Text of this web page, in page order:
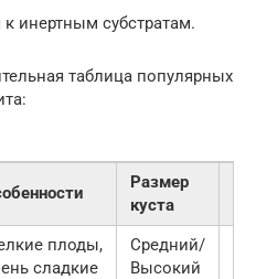
инертным субстратам.
таблица популярных
Размер
куста
плоды,
сладкие
Средний/
Высокий